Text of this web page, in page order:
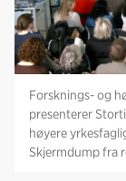
Forsknings- og
presenterer
høyere
Skjermdump fra